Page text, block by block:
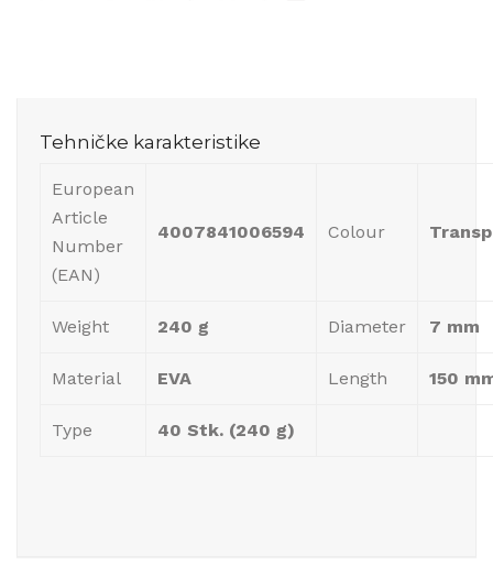
Tehničke karakteristike
European
Article
Number
(EAN)
4007841006594 Colour
Weight 240 g Diameter 7 mm
Material EVA Length 150
Type 40 Stk. (240 g)